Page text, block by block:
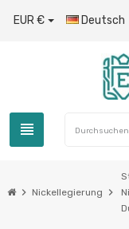
EUR € Deutsch
view_headline
chevron_right Nickellegierung chevron_right